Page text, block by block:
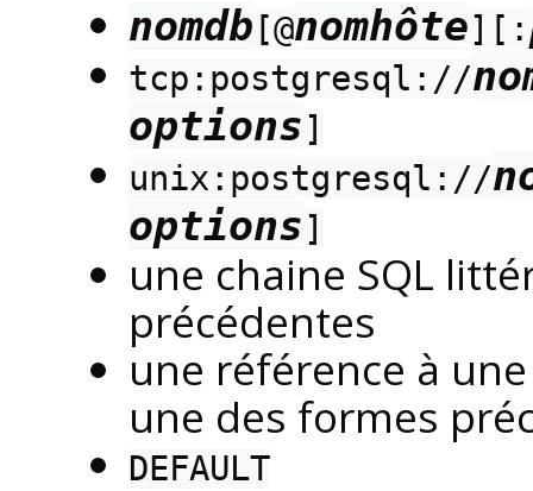
nomdb [@nomhôte][ :
tcp:postgresql://
options]
unix:postgresql://
options]
une chaine SQL
précédentes
une référence à
une des formes
DEFAULT